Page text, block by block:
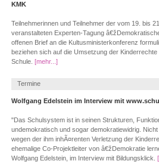
KMK
Teilnehmerinnen und Teilnehmer der vom 19. bis
veranstalteten Experten-Tagung
offenen Brief an die Kultusministerkonferenz
beziehen sich auf die Umsetzung der
Schule. [mehr...]
Termine
Wolfgang Edelstein im Interview mit
"Das Schulsystem ist in seinen Strukturen,
undemokratisch und sogar demokratiewidrig.
wegen der ihm inhÃ¤renten Verletzung der
ehemalige Co-Projektleiter von â€žDemokratie
Wolfgang Edelstein, im Interview mit Bildungsklick.